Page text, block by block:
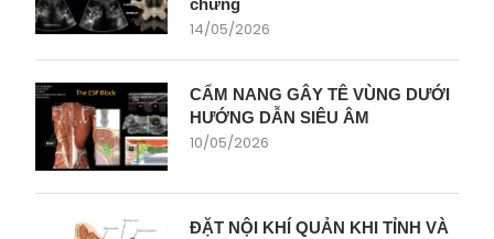
chứng
14/05/2026
CẨM NANG GÂY TÊ VÙNG DƯỚI
HƯỚNG DẪN SIÊU ÂM
10/05/2026
ĐẶT NỘI KHÍ QUẢN KHI TỈNH VÀ